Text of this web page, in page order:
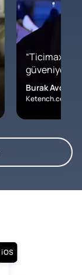
“Ticimax'a
Burak Avcılar
Ketench.com –